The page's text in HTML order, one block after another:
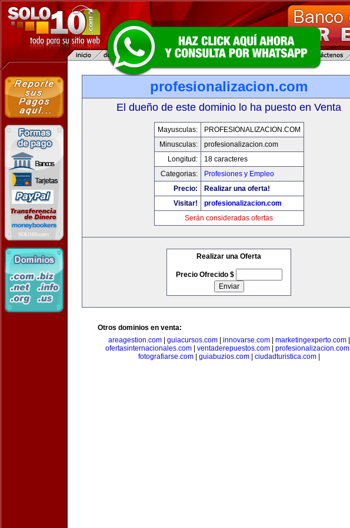
profesionalizacion.com
El dueño de este dominio lo ha puesto en Venta
Mayusculas:
PROFESIONALIZACION.COM
Minusculas:
profesionalizacion.com
Longitud:
18 caracteres
Categorias:
Profesiones y Empleo
Precio:
Realizar una oferta!
Visitar!
profesionalizacion.com
Serán consideradas ofertas
Realizar una Oferta
Precio Ofrecido $
Otros dominios en venta:
areagestion.com| guiacursos.com| innovarse.com| marketingexperto.com|
ofertasinternacionales.com| ventaderepuestos.com| profesionalizacion.com|
fotografiarse.com| guiabuzios.com| ciudadturistica.com|